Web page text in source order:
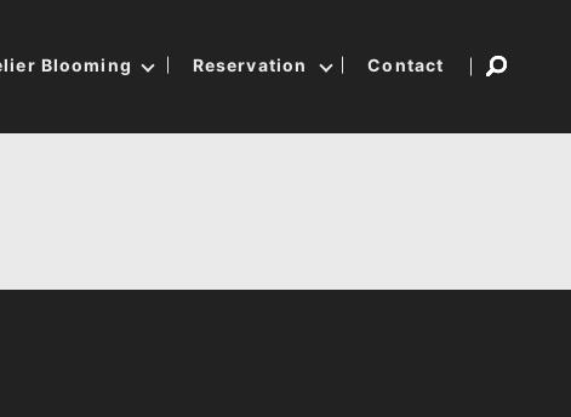
Blooming Reservation Contact